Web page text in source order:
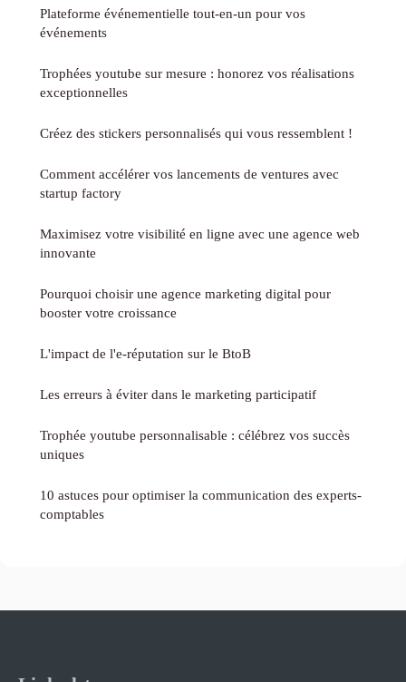
Plateforme événementielle tout-en-un pour vos
événements
Trophées youtube sur mesure : honorez vos réalisations
exceptionnelles
Créez des stickers personnalisés qui vous ressemblent !
Comment accélérer vos lancements de ventures avec
startup factory
Maximisez votre visibilité en ligne avec une agence web
innovante
Pourquoi choisir une agence marketing digital pour
booster votre croissance
L'impact de l'e-réputation sur le BtoB
Les erreurs à éviter dans le marketing participatif
Trophée youtube personnalisable : célébrez vos succès
uniques
10 astuces pour optimiser la communication des experts-
comptables